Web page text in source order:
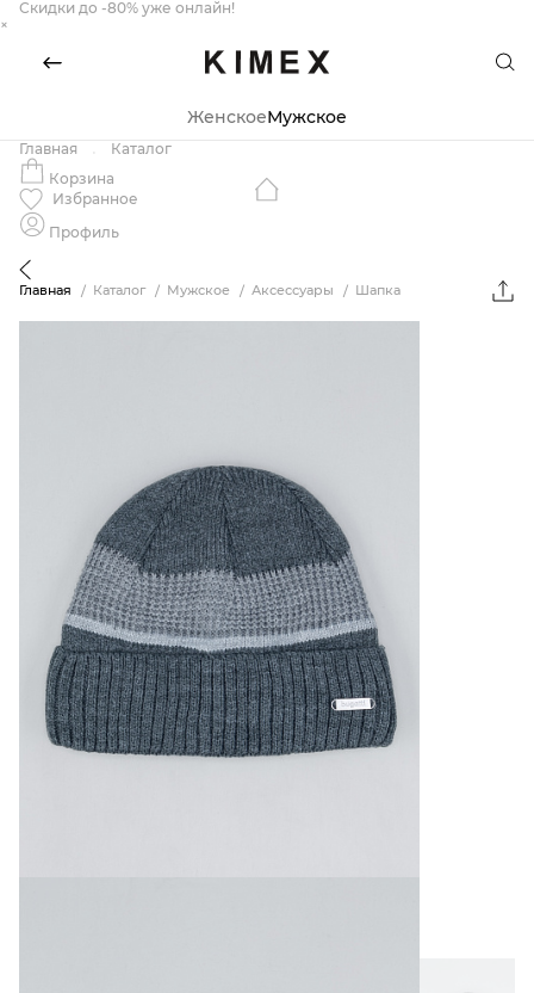
Скидки до -80% уже онлайн!
×
ЖенскоеМужское
Главная
Каталог
Корзина
Избранное
Профиль
Главная Каталог Мужское Аксессуары Шапка